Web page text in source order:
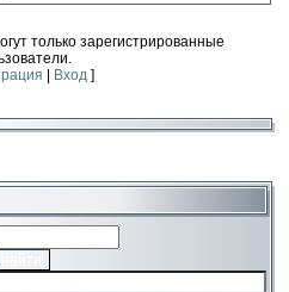
только зарегистрированные
Вход]